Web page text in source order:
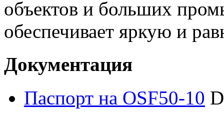
объектов и больших
обеспечивает яркую и
Документация
Паспорт на OSF50-10